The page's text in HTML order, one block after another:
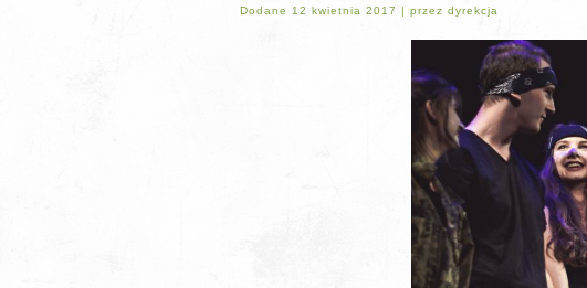
Dodane 12 kwietnia 2017 | przez dyrekcja